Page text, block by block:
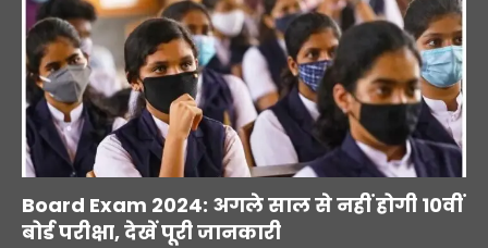
Board Exam 2024: अगले साल से नहीं होगी 10वीं
बोर्ड परीक्षा, देखें पूरी जानकारी